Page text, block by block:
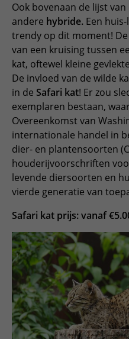
Ook bovenaan de lijst
andere hybride. Een
trendy op dit moment! De
van een kruising tussen
kat, oftewel kleine
De invloed van de wilde
in de Safari kat! Er zou
exemplaren bestaan,
Overeenkomst van
internationale handel in
dier- en plantensoorten
houderijvoorschriften
levende diersoorten en
vierde generatie van
Safari kat prijs: vanaf